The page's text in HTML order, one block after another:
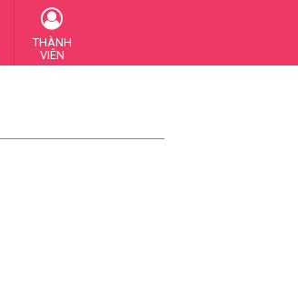
THÀNH
VIÊN